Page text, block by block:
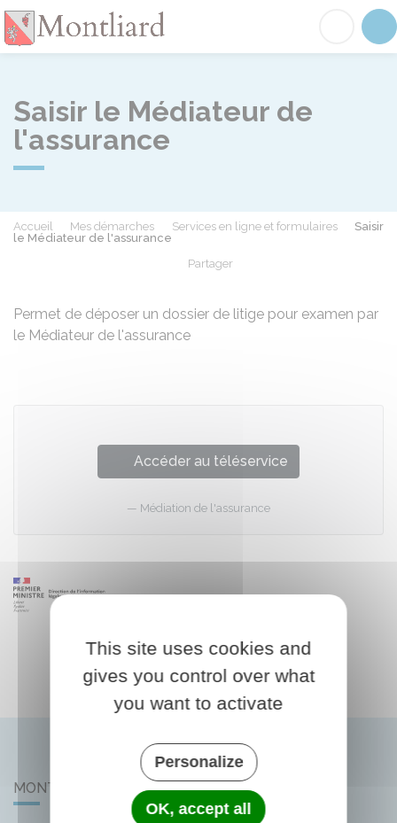
Saisir le Médiateur de
l'assurance
Accueil Mes démarches Services en ligne et formulaires
Saisir
le Médiateur de l'assurance
Partager
Permet de déposer un dossier de litige pour examen par
le Médiateur de l'assurance
Accéder au téléservice
Médiation de l'assurance
MONTLIARD
This site uses cookies and
gives you control over what
you want to activate
Personalize
OK, accept all